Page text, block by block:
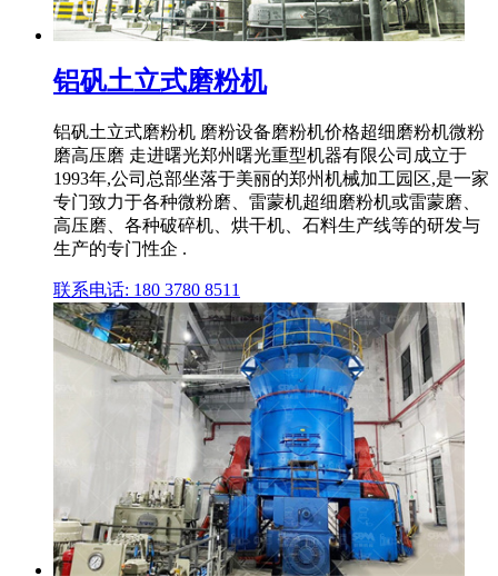
铝矾土立式磨粉机
铝矾土立式磨粉机 磨粉设备磨粉机价格超细磨粉机微粉
磨高压磨 走进曙光郑州曙光重型机器有限公司成立于
1993年,公司总部坐落于美丽的郑州机械加工园区,是一家
专门致力于各种微粉磨、雷蒙机超细磨粉机或雷蒙磨、
高压磨、各种破碎机、烘干机、石料生产线等的研发与
生产的专门性企 .
联系电话: 180 3780 8511